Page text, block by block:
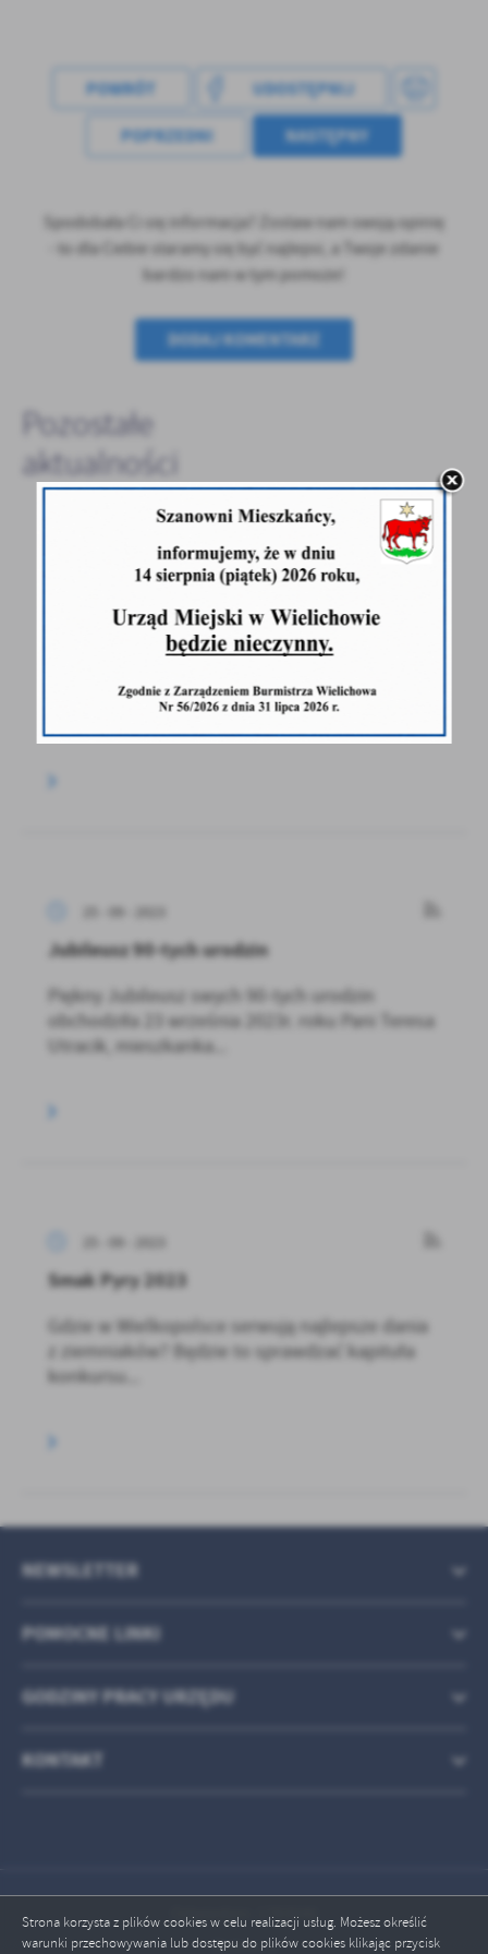
Strona korzysta z plików cookies w celu realizacji usług. Możesz określić
warunki przechowywania lub dostępu do plików cookies klikając przycisk
POWRÓT UDOSTĘPNIJ
POPRZEDNI NASTĘPNY
Spodobała Ci się informacja? Zostaw nam swoją opinię
- to dla Ciebie staramy się być najlepsi, a Twoje zdanie
bardzo nam w tym pomoże!
DODAJ KOMENTARZ
Pozostałe
aktualności
25 - 09 - 2023
w Wilkowie Polskim
Wielichowa Honorata Kozłowska uczestniczyła
w warsztatach kulinarnych...
25 - 09 - 2023
Jubileusz 90-tych urodzin
Piękny Jubileusz swych 90-tych urodzin
obchodziła 23 września 2023r. roku Pani Teresa
Utracik, mieszkanka...
25 - 09 - 2023
Smak Pyry 2023
Gdzie w Wielkopolsce serwują najlepsze dania
z ziemniaków? Będzie to sprawdzać kapituła
konkursu...
POMOCNE LINKI
NEWSLETTER
GODZINY PRACY URZĘDU
KONTAKT
Odwiedzin: 1783046
Online: 3